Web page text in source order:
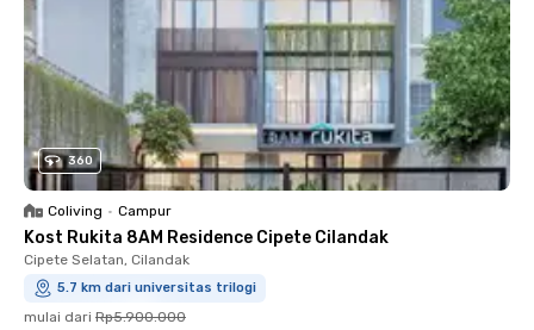
360
Coliving • Campur
Kost Rukita 8AM Residence Cipete Cilandak
Cipete Selatan, Cilandak
5.7 km dari universitas trilogi
mulai dari Rp5.900.000